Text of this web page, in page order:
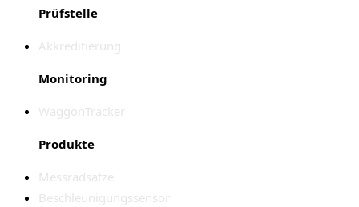
Prüfstelle
Akkreditierung
Monitoring
WaggonTracker
Produkte
Messradsätze
Beschleunigungssensor